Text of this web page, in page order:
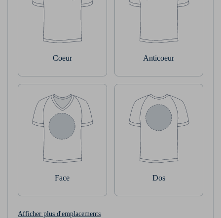
Coeur Anticoeur
Face Dos
Afficher plus d'emplacements